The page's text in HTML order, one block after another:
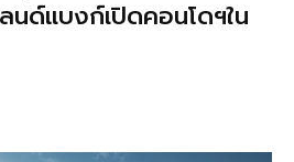
ด์แบงก์เปิดคอนโดฯใน